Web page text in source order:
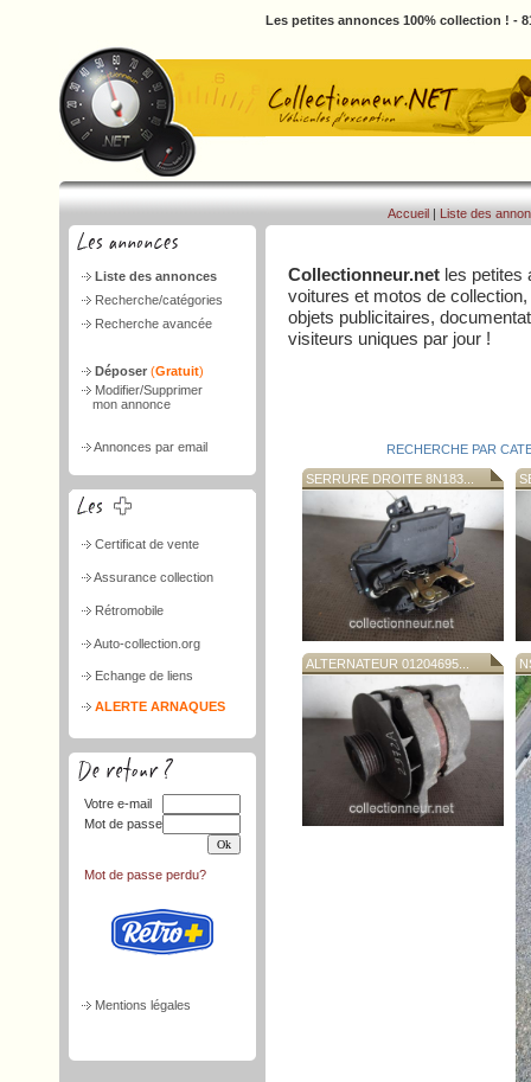
Les petites annonces 100% collection ! -
Liste des annonces
Recherche/catégories
Recherche avancée
Déposer (Gratuit)
Modifier/Supprimer
mon annonce
Annonces par email
Certificat de vente
Assurance collection
Rétromobile
Auto-collection.org
Echange de liens
ALERTE ARNAQUES
Votre e-mail
Mot de passe
Mot de passe perdu?
Mentions légales
Accueil | Liste des
Collectionneur.net les petites
voitures et motos de
objets publicitaires,
visiteurs uniques par jour !
RECHERCHE PAR
SERRURE DROITE 8N183...
ALTERNATEUR 01204695...